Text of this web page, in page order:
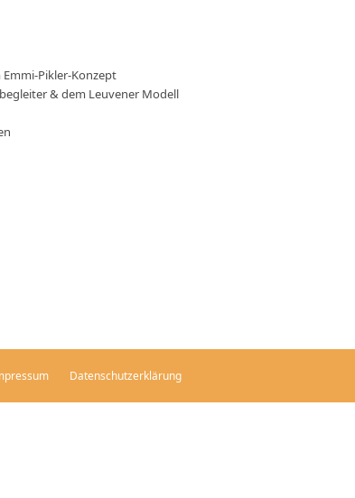
Pikler-Konzept
& dem Leuvener Modell
Datenschutzerklärung